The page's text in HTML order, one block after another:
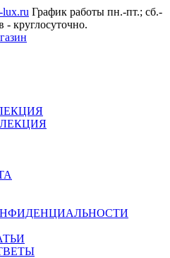
lux.ru График работы пн.-пт.; сб.-
- круглосуточно.